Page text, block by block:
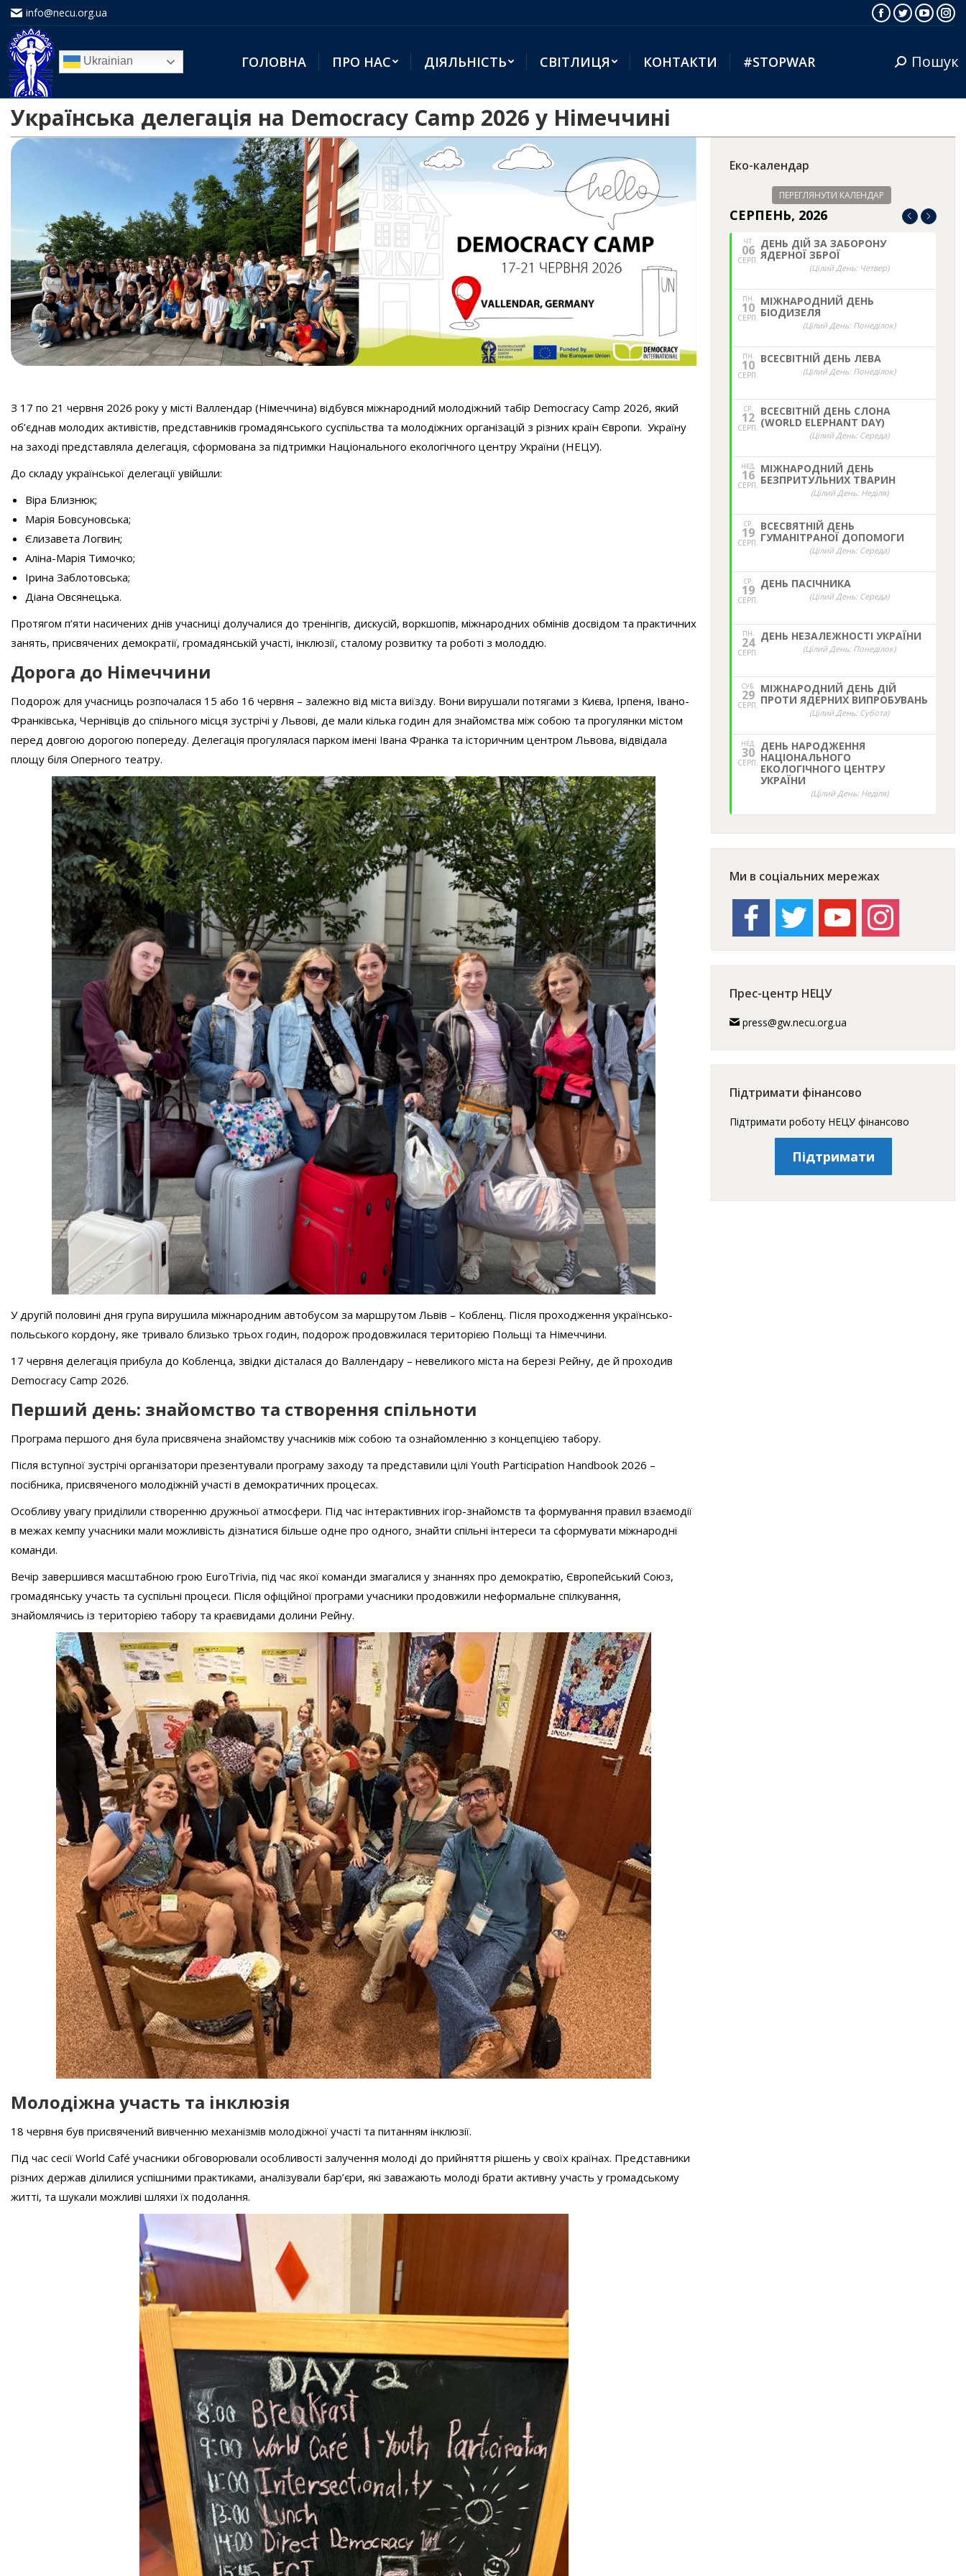
info@necu.org.ua
Facebook
Twitter
Ukrainian ГОЛОВНА ПРО НАС ДІЯЛЬНІСТЬ СВІТЛИЦЯ КОНТАКТИ #STOPWAR Search:Пошук
Українська делегація на Democracy Camp 2026 у Німеччині
З 17 по 21 червня 2026 року у місті Валлендар (Німеччина) відбувся міжнародний молодіжний табір Democracy Camp 2026, який
об’єднав молодих активістів, представників громадянського суспільства та молодіжних організацій з різних країн Європи. Україну
на заході представляла делегація, сформована за підтримки Національного екологічного центру України (НЕЦУ).
До складу української делегації увійшли:
Віра Близнюк;
Марія Бовсуновська;
Єлизавета Логвин;
Аліна-Марія Тимочко;
Ірина Заблотовська;
Діана Овсянецька.
Протягом п’яти насичених днів учасниці долучалися до тренінгів, дискусій, воркшопів, міжнародних обмінів досвідом та практичних
занять, присвячених демократії, громадянській участі, інклюзії, сталому розвитку та роботі з молоддю.
Дорога до Німеччини
Подорож для учасниць розпочалася 15 або 16 червня – залежно від міста виїзду. Вони вирушали потягами з Києва, Ірпеня, Івано-
Франківська, Чернівців до спільного місця зустрічі у Львові, де мали кілька годин для знайомства між собою та прогулянки містом
перед довгою дорогою попереду. Делегація прогулялася парком імені Івана Франка та історичним центром Львова, відвідала
площу біля Оперного театру.
У другій половині дня група вирушила міжнародним автобусом за маршрутом Львів – Кобленц. Після проходження українсько-
польського кордону, яке тривало близько трьох годин, подорож продовжилася територією Польщі та Німеччини.
17 червня делегація прибула до Кобленца, звідки дісталася до Валлендару – невеликого міста на березі Рейну, де й проходив
Democracy Camp 2026.
Перший день: знайомство та створення спільноти
Програма першого дня була присвячена знайомству учасників між собою та ознайомленню з концепцією табору.
Після вступної зустрічі організатори презентували програму заходу та представили цілі Youth Participation Handbook 2026 –
посібника, присвяченого молодіжній участі в демократичних процесах.
Особливу увагу приділили створенню дружньої атмосфери. Під час інтерактивних ігор-знайомств та формування правил взаємодії
в межах кемпу учасники мали можливість дізнатися більше одне про одного, знайти спільні інтереси та сформувати міжнародні
команди.
Вечір завершився масштабною грою EuroTrivia, під час якої команди змагалися у знаннях про демократію, Європейський Союз,
громадянську участь та суспільні процеси. Після офіційної програми учасники продовжили неформальне спілкування,
знайомлячись із територією табору та краєвидами долини Рейну.
Молодіжна участь та інклюзія
18 червня був присвячений вивченню механізмів молодіжної участі та питанням інклюзії.
Під час сесії World Café учасники обговорювали особливості залучення молоді до прийняття рішень у своїх країнах. Представники
різних держав ділилися успішними практиками, аналізували бар’єри, які заважають молоді брати активну участь у громадському
житті, та шукали можливі шляхи їх подолання.
Еко-календар
ПЕРЕГЛЯНУТИ КАЛЕНДАР
СЕРПЕНЬ, 2026
ЧТ.
06
СЕРП.
ДЕНЬ ДІЙ ЗА ЗАБОРОНУ
ЯДЕРНОЇ ЗБРОЇ
(Цілий День: Четвер)
ПН.
10
СЕРП.
МІЖНАРОДНИЙ ДЕНЬ
БІОДИЗЕЛЯ
(Цілий День: Понеділок)
ПН.
10
СЕРП.
ВСЕСВІТНІЙ ДЕНЬ ЛЕВА
(Цілий День: Понеділок)
СР.
12
СЕРП.
ВСЕСВІТНІЙ ДЕНЬ СЛОНА
(WORLD ELEPHANT DAY)
(Цілий День: Середа)
НЕД,
16
СЕРП.
МІЖНАРОДНИЙ ДЕНЬ
БЕЗПРИТУЛЬНИХ ТВАРИН
(Цілий День: Неділя)
СР.
19
СЕРП.
ВСЕСВЯТНІЙ ДЕНЬ
ГУМАНІТРАНОЇ ДОПОМОГИ
(Цілий День: Середа)
СР.
19
СЕРП.
ДЕНЬ ПАСІЧНИКА
(Цілий День: Середа)
ПН.
24
СЕРП.
ДЕНЬ НЕЗАЛЕЖНОСТІ УКРАЇНИ
(Цілий День: Понеділок)
СУБ.
29
СЕРП.
МІЖНАРОДНИЙ ДЕНЬ ДІЙ
ПРОТИ ЯДЕРНИХ ВИПРОБУВАНЬ
(Цілий День: Субота)
НЕД,
30
СЕРП.
ДЕНЬ НАРОДЖЕННЯ
НАЦІОНАЛЬНОГО
ЕКОЛОГІЧНОГО ЦЕНТРУ
УКРАЇНИ
(Цілий День: Неділя)
Ми в соціальних мережах
facebook twitter youtube instagram
Прес-центр НЕЦУ
press@gw.necu.org.ua
Підтримати фінансово
Підтримати роботу НЕЦУ фінансово
Підтримати